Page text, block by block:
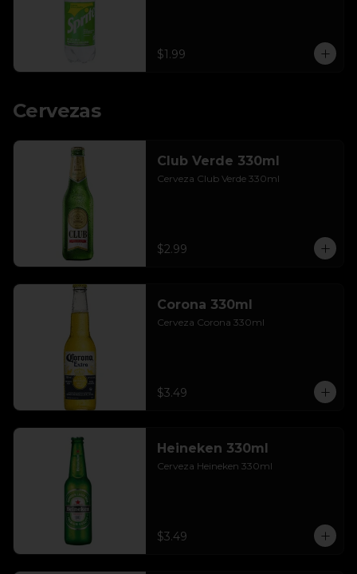
$1.99
Cervezas
Club Verde 330ml
Cerveza Club Verde 330ml
$2.99
Corona 330ml
Cerveza Corona 330ml
$3.49
Heineken 330ml
Cerveza Heineken 330ml
$3.49